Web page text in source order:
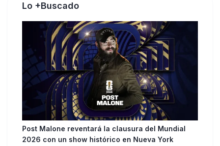
Lo +Buscado
Post Malone reventará la clausura del Mundial
2026 con un show histórico en Nueva York